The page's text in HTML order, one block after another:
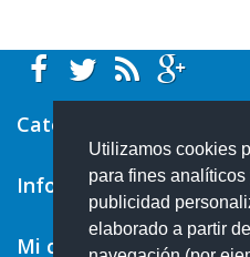
Utilizamos cookies
para fines analíticos
publicidad
elaborado a partir
Categorías
Información
Mi cuenta